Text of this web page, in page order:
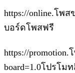
https://online.โพส
บอร์ดโพสฟรี
https://promotion.
board=1.0โปรโม